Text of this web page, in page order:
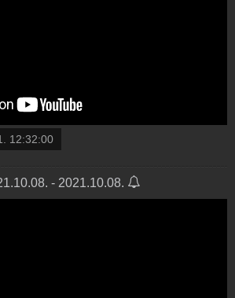
12:32:00
- 2021.10.08.